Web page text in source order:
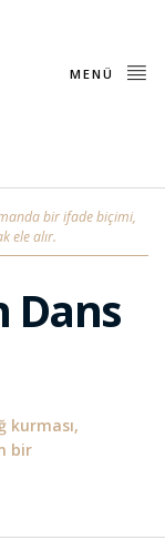
MENÜ
bir ifade biçimi,
ele alır.
Dans
kurması,
bir